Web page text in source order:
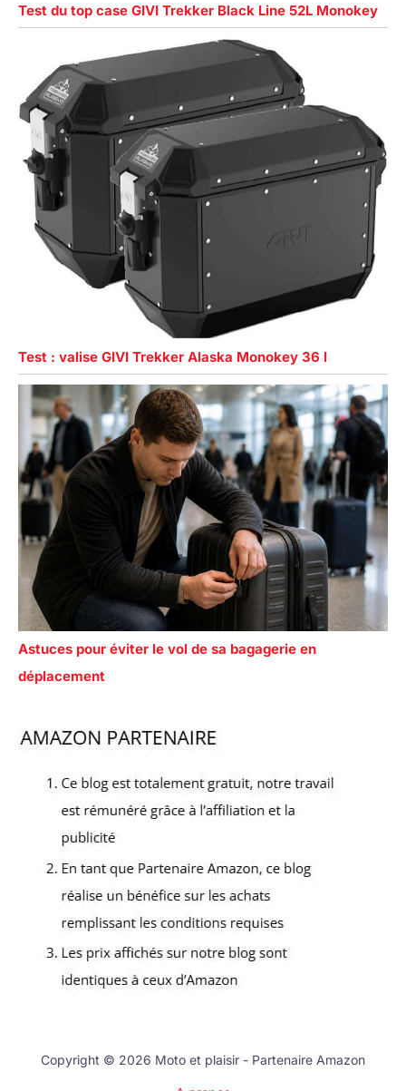
Test du top case GIVI Trekker Black Line 52L Monokey
Test : valise GIVI Trekker Alaska Monokey 36 l
Astuces pour éviter le vol de sa bagagerie en
déplacement
Copyright © 2026 Moto et plaisir - Partenaire Amazon